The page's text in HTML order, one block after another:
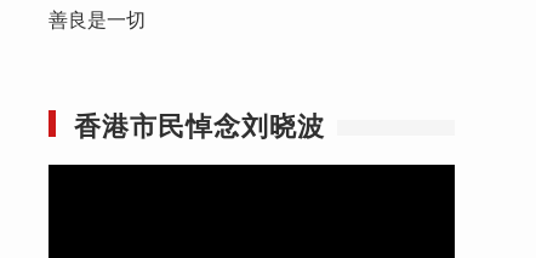
善良是一切
香港市民悼念刘晓波